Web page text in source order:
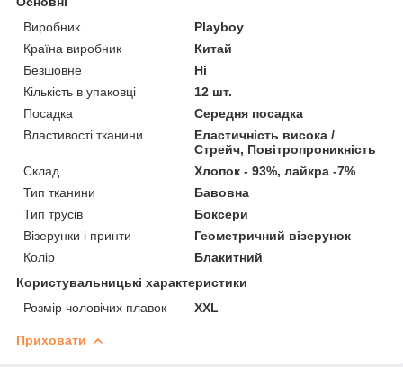
Виробник
Playboy
Країна виробник
Китай
Безшовне
Ні
Кількість в упаковці
12 шт.
Посадка
Середня посадка
Властивості тканини
Еластичність висока /
Стрейч, Повітропроникність
Склад
Хлопок - 93%, лайкра -7%
Тип тканини
Бавовна
Тип трусів
Боксери
Візерунки і принти
Геометричний візерунок
Колір
Блакитний
Користувальницькі характеристики
Розмір чоловічих плавок
XXL
Приховати